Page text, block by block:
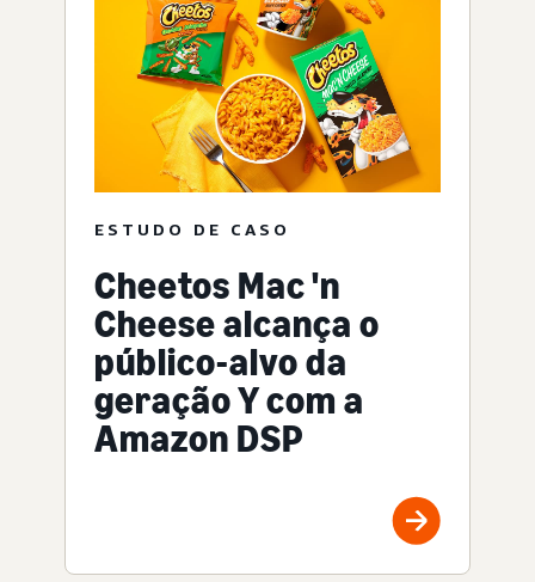
ESTUDO DE CASO
Cheetos Mac 'n
Cheese alcança o
público-alvo da
geração Y com a
Amazon DSP